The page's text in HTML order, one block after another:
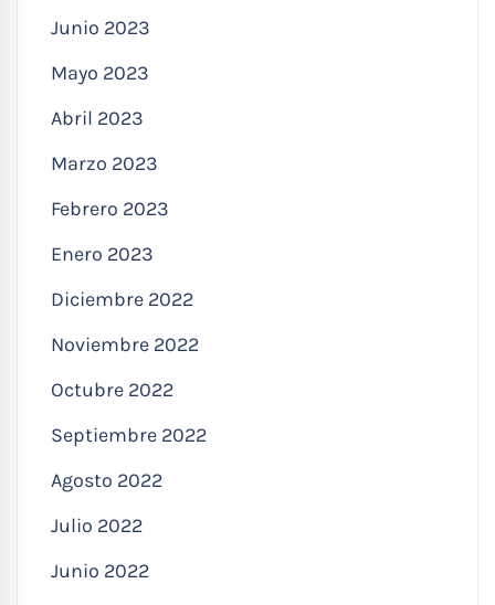
Junio 2023
Mayo 2023
Abril 2023
Marzo 2023
Febrero 2023
Enero 2023
Diciembre 2022
Noviembre 2022
Octubre 2022
Septiembre 2022
Agosto 2022
Julio 2022
Junio 2022